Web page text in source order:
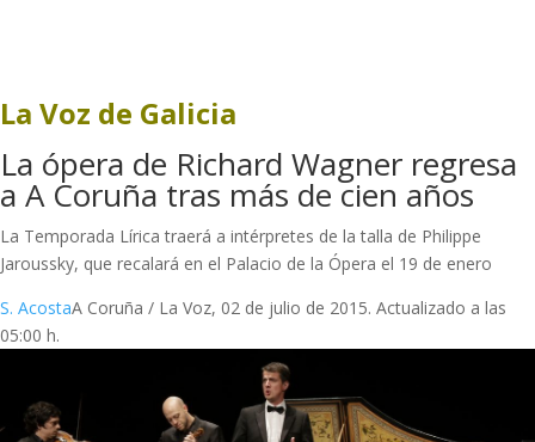
La Voz de Galicia
La ópera de Richard Wagner regresa
a A Coruña tras más de cien años
La Temporada Lírica traerá a intérpretes de la talla de Philippe
Jaroussky, que recalará en el Palacio de la Ópera el 19 de enero
S. AcostaA Coruña / La Voz, 02 de julio de 2015. Actualizado a las
05:00 h.